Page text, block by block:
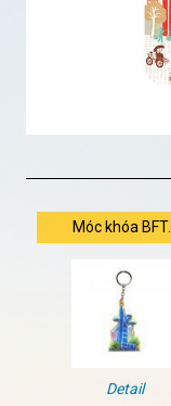
Móc khóa BFT...
Detail